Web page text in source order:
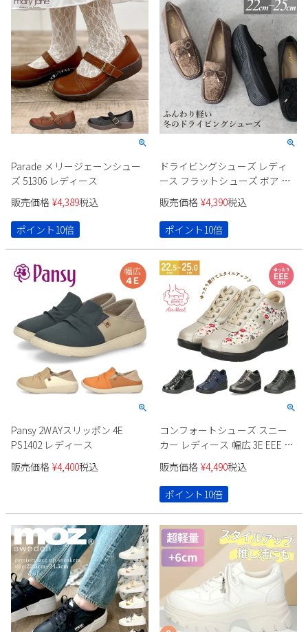
Parade メリージェーンシュー
ズ 51306 レディース
販売価格 ¥4,389税込
ポイント10倍
ドライビングシューズ レディ
ース フラットシューズ ボア 抗
菌 防臭 軽量 靴 運転用 防滑 モ
カシン おしゃれ 秋冬 Parade
18810
販売価格 ¥4,390税込
ポイント10倍
Pansy 2WAYスリッポン 4E
PS1402 レディース
販売価格 ¥4,400税込
コンフォートシューズ スニー
カー レディース 幅広 3E EEE ヒ
ール ウエッジ ウェッジ 6cm サ
イドファスナー エアークッシ
ョン レースアップ 紐 991401
991402 991404 Parade
販売価格 ¥4,490税込
ポイント10倍